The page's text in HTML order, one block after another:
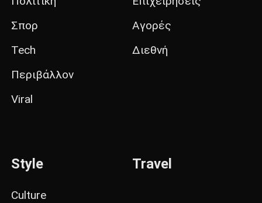
Σπορ
Tech
Περιβάλλον
Viral
Αγορές
Διεθνή
Style
Culture
Travel